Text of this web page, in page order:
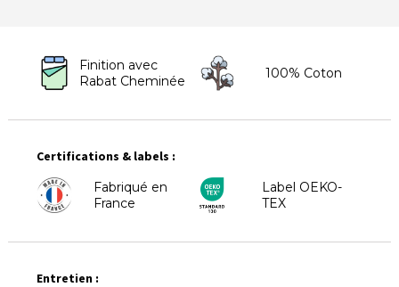
Finition avec
Rabat Cheminée
100% Coton
Certifications & labels :
Fabriqué en
France
Label OEKO-
TEX
Entretien :